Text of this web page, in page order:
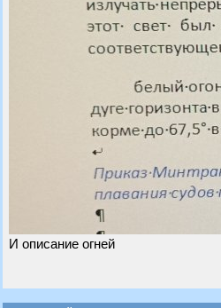
И описание огней